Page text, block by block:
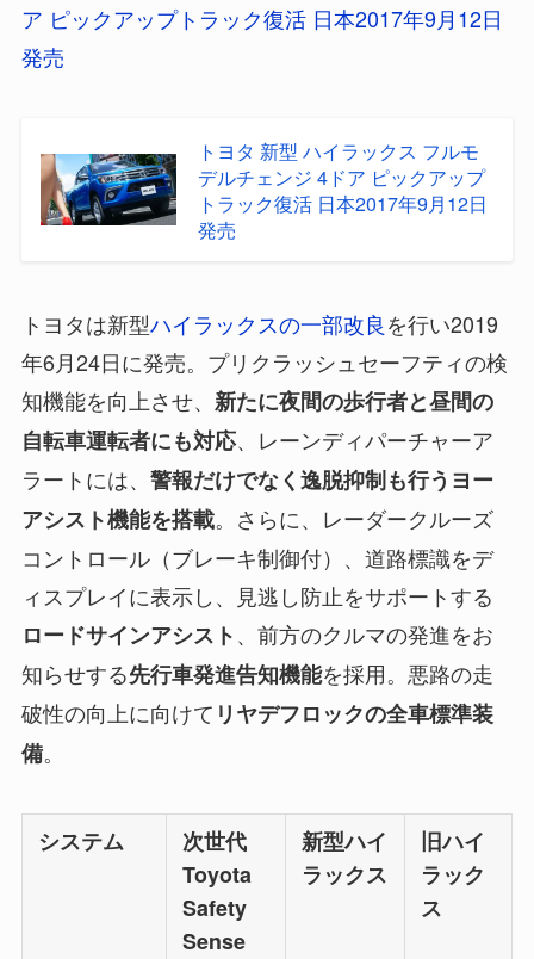
ア ピックアップトラック復活 日本2017年9月12日
発売
トヨタ 新型 ハイラックス フルモ
デルチェンジ 4ドア ピックアップ
トラック復活 日本2017年9月12日
発売
トヨタは新型ハイラックスの一部改良を行い2019
年6月24日に発売。プリクラッシュセーフティの検
知機能を向上させ、 新たに夜間の歩行者と昼間の
自転車運転者にも対応、レーンディパーチャーア
ラートには、 警報だけでなく逸脱抑制も行うヨー
アシスト機能を搭載。さらに、レーダークルーズ
コントロール（ブレーキ制御付）、道路標識をデ
ィスプレイに表示し、見逃し防止をサポートする
ロードサインアシスト、前方のクルマの発進をお
知らせする先行車発進告知機能を採用。悪路の走
破性の向上に向けて リヤデフロックの全車標準装
備。
システム
次世代
Toyota
Safety
Sense
新型ハイ
ラックス
旧ハイ
ラック
ス